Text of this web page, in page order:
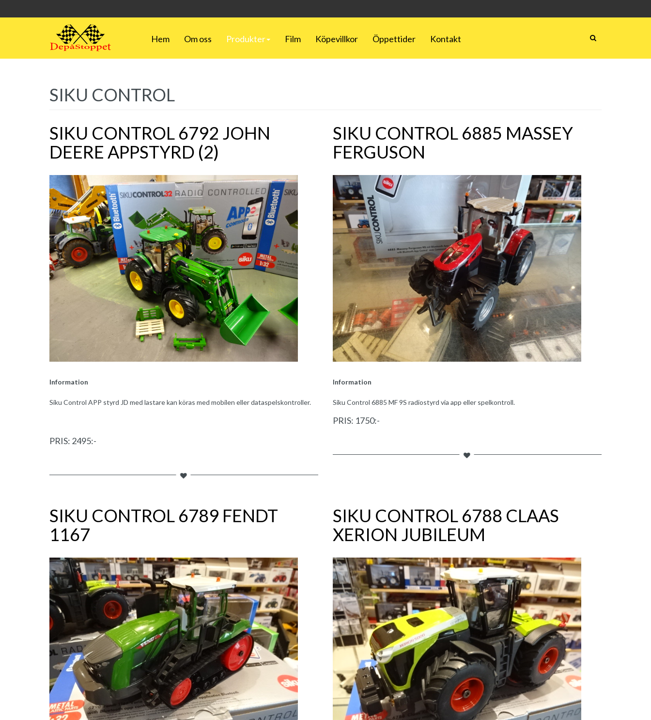
Hem Om oss Produkter Film Köpevillkor Öppettider Kontakt
SIKU CONTROL
SIKU CONTROL 6792 JOHN
DEERE APPSTYRD (2)
Information
Siku Control APP styrd JD med lastare kan köras med mobilen eller dataspelskontroller.
PRIS: 2495:-
SIKU CONTROL 6885 MASSEY
FERGUSON
Information
Siku Control 6885 MF 9S radiostyrd via app eller spelkontroll.
PRIS: 1750:-
SIKU CONTROL 6789 FENDT
1167
SIKU CONTROL 6788 CLAAS
XERION JUBILEUM